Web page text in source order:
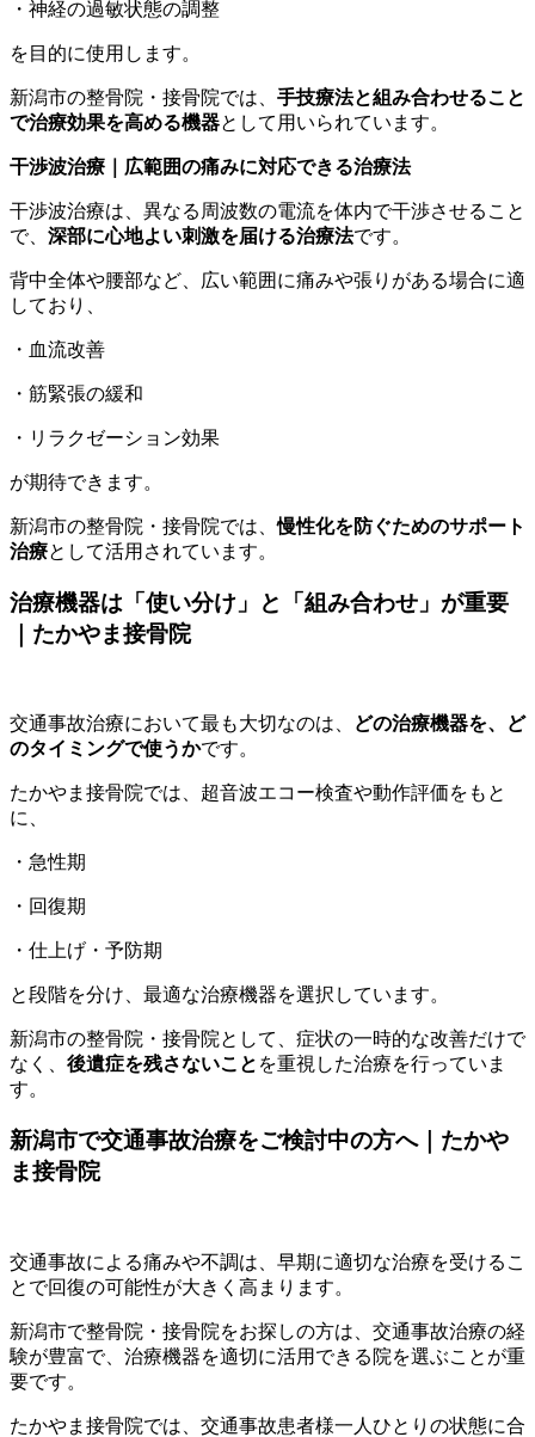
・神経の過敏状態の調整
を目的に使用します。
新潟市の整骨院・接骨院では、 手技療法と組み合わせること
で治療効果を高める機器として用いられています。
干渉波治療｜広範囲の痛みに対応できる治療法
干渉波治療は、異なる周波数の電流を体内で干渉させること
で、 深部に心地よい刺激を届ける治療法です。
背中全体や腰部など、広い範囲に痛みや張りがある場合に適
しており、
・血流改善
・筋緊張の緩和
・リラクゼーション効果
が期待できます。
新潟市の整骨院・接骨院では、慢性化を防ぐためのサポート
治療として活用されています。
治療機器は「使い分け」と「組み合わせ」が重要
｜たかやま接骨院
交通事故治療において最も大切なのは、
どの治療機器を、ど
のタイミングで使うかです。
たかやま接骨院では、超音波エコー検査や動作評価をもと
に、
・急性期
・回復期
・仕上げ・予防期
と段階を分け、最適な治療機器を選択しています。
新潟市の整骨院・接骨院として、症状の一時的な改善だけで
なく、 後遺症を残さないこと を重視した治療を行っていま
す。
新潟市で交通事故治療をご検討中の方へ｜たかや
ま接骨院
交通事故による痛みや不調は、早期に適切な治療を受けるこ
とで回復の可能性が大きく高まります。
新潟市で整骨院・接骨院をお探しの方は、交通事故治療の経
験が豊富で、治療機器を適切に活用できる院を選ぶことが重
要です。
たかやま接骨院では、交通事故患者様一人ひとりの状態に合